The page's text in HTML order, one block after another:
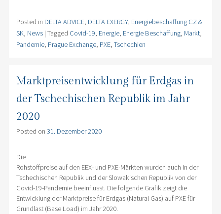
Posted in DELTA ADVICE, DELTA EXERGY, Energiebeschaffung CZ &
SK, News | Tagged Covid-19, Energie, Energie Beschaffung, Markt,
Pandemie, Prague Exchange, PXE, Tschechien
Marktpreisentwicklung für Erdgas in
der Tschechischen Republik im Jahr
2020
Posted on 31. Dezember 2020
Die
Rohstoffpreise auf den EEX- und PXE-Märkten wurden auch in der
Tschechischen Republik und der Slowakischen Republik von der
Covid-19-Pandemie beeinflusst. Die folgende Grafik zeigt die
Entwicklung der Marktpreise für Erdgas (Natural Gas) auf PXE für
Grundlast (Base Load) im Jahr 2020.